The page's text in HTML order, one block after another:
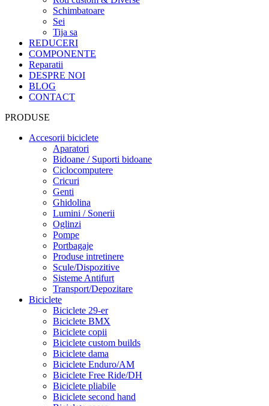
Schimbatoare
Sei
Tija sa
REDUCERI
COMPONENTE
Reparatii
DESPRE NOI
BLOG
CONTACT
PRODUSE
Accesorii biciclete
Aparatori
Bidoane / Suporti bidoane
Ciclocomputere
Cricuri
Genti
Ghidolina
Lumini / Sonerii
Oglinzi
Pompe
Portbagaje
Produse intretinere
Scule/Dispozitive
Sisteme Antifurt
Transport/Depozitare
Biciclete
Biciclete 29-er
Biciclete BMX
Biciclete copii
Biciclete custom builds
Biciclete dama
Biciclete Enduro/AM
Biciclete Free Ride/DH
Biciclete pliabile
Biciclete second hand